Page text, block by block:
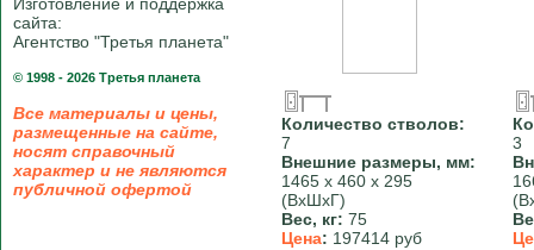
сайта:
Агентство "Третья планета"
© 1998 - 2026 Третья планета
Все материалы и цены,
размещенные на сайте,
носят справочный
характер и не являются
публичной офертой
Количество стволов:
7
Внешние размеры, мм:
1465 х 460 х 295
(ВхШхГ)
Вес, кг: 75
Цена: 197414 руб
3